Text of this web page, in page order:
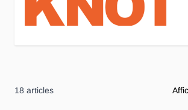
18 articles